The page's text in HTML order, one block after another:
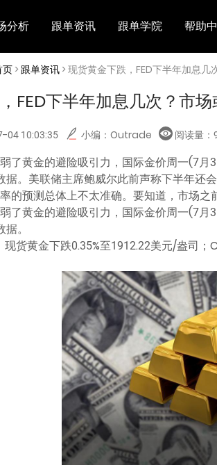
分析 跟单资讯 跟单学院 帮助
页>跟单资讯> 现货黄金下跌，FED下半年加息几
FED下半年加息几次？市
04 10:03:35 小编：Outrade 阅读量：
了黄金的避险吸引力，国际金价周一(7
据。美联储主席鲍威尔此前声称下半年还
的预测总体上不太准确。要知道，市场之
了黄金的避险吸引力，国际金价周一(7
。
货黄金下跌0.35%至1912.22美元/盎司